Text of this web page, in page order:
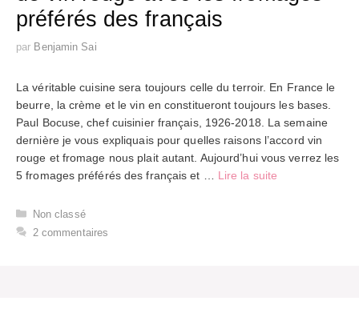
préférés des français
par Benjamin Sai
La véritable cuisine sera toujours celle du terroir. En France le
beurre, la crème et le vin en constitueront toujours les bases.
Paul Bocuse, chef cuisinier français, 1926-2018. La semaine
dernière je vous expliquais pour quelles raisons l’accord vin
rouge et fromage nous plait autant. Aujourd’hui vous verrez les
5 fromages préférés des français et … Lire la suite
Catégories
Non classé
2 commentaires